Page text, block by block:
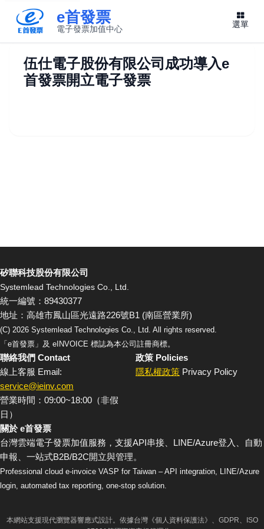
e首發票
電子發票加值中心 選單
伍仕電子股份有限公司成功導入e
首發票開立電子發票
矽聯科技股份有限公司
Systemlead Technologies Co., Ltd.
統一編號：89430377
地址：高雄市鳳山區光遠路226號B1 (南區營業所)
(C) 2026 Systemlead Technologies Co., Ltd. All rights reserved.
「e首發票」及 eINVOICE 標誌為本公司註冊商標。
聯絡我們 Contact
線上客服 Email:
service@ieinv.com
營業時間：09:00~18:00（非假
日）
政策 Policies
隱私權政策 Privacy Policy
關於 e首發票
台灣雲端電子發票加值服務，支援API串接、LINE/Azure登入、自動
申報、一站式B2B/B2C開立與管理。
Professional cloud e-invoice VASP for Taiwan – API integration, LINE/Azure
login, automated tax reporting, one-stop solution.
本網站支援現代瀏覽器響應式設計。依據台灣《個人資料保護法》、GDPR、ISO